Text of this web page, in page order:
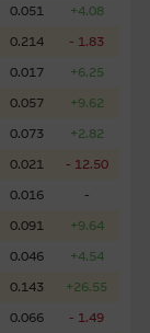
0.051
+4.08
0.214
- 1.83
0.017
+6.25
0.057
+9.62
0.073
+2.82
0.021
- 12.50
0.016
-
0.091
+9.64
0.046
+4.54
0.143
+26.55
0.066
- 1.49
關公司或其董
網站內容，或
網站內容的
而導致的損失
升可跌。過往
而麥格理資本